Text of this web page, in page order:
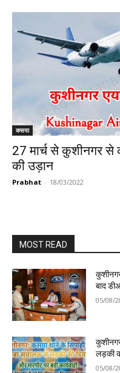
कसया
27 मार्च से कुशीनगर
की उड़ान
Prabhat - 18/03/2022
MOST READ
बाद
05/08/
लड़की
05/08/